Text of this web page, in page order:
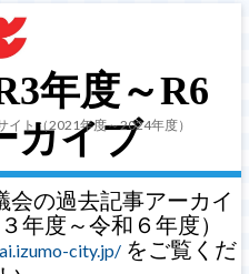
年度～R6
カイブ
ト（2021年度～2024年度）
会の過去記事アーカイ
年度～令和６年度）
city.jp/をご覧くだ